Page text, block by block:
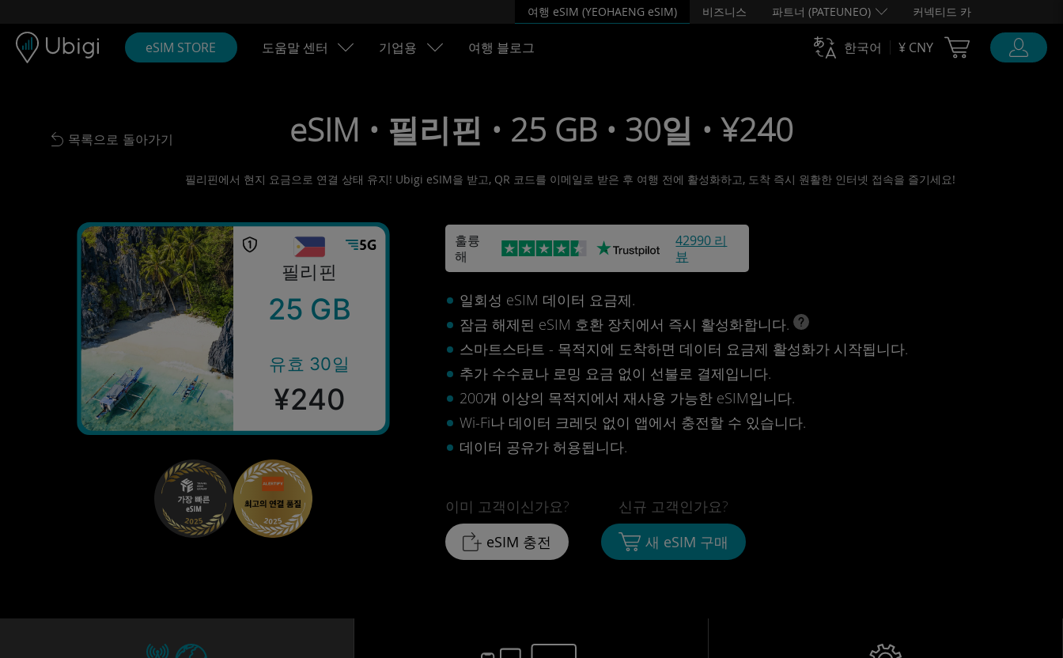
여행 eSIM (YEOHAENG eSIM) 비즈니스 파트너 (PATEUNEO) 커넥티드 카
eSIM STORE 도움말 센터 기업용 여행 블로그 한국어 ¥ CNY Cart Ubigi
Back to list
목록으로 돌아가기 eSIM • 필리핀 • 25 GB • 30일 • ¥240
필리핀에서 현지 요금으로 연결 상태 유지! Ubigi eSIM을 받고, QR 코드를 이메일로 받은 후 여행 전에 활성화하고, 도착 즉시 원활한 인터넷 접속을 즐기세요!
필리핀
25 GB
유효 30일
¥240
훌륭
해
42990 리
뷰
일회성 eSIM 데이터 요금제.
잠금 해제된 eSIM 호환 장치에서 즉시 활성화합니다.
스마트스타트 - 목적지에 도착하면 데이터 요금제 활성화가 시작됩니다.
추가 수수료나 로밍 요금 없이 선불로 결제입니다.
200개 이상의 목적지에서 재사용 가능한 eSIM입니다.
Wi-Fi나 데이터 크레딧 없이 앱에서 충전할 수 있습니다.
데이터 공유가 허용됩니다.
이미 고객이신가요?
eSIM 충전
신규 고객인가요?
새 eSIM 구매